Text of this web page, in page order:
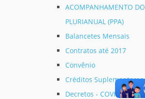
ACOMPANHAMENTO
PLURIANUAL (PPA)
Balancetes Mensais
Contratos até 2017
Convênio
Créditos Suplementares
Decretos - COVID-19 (